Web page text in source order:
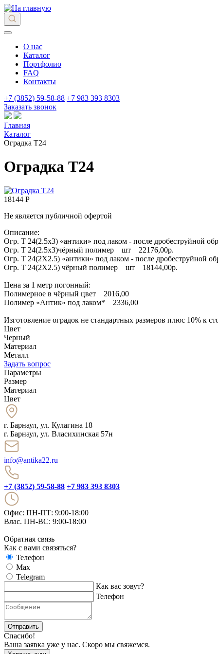
О нас
Каталог
Портфолио
FAQ
Контакты
+7 (3852) 59-58-88 +7 983 393 8303
Заказать звонок
Главная
Каталог
Оградка Т24
Оградка Т24
18144 Р
Не является публичной офертой
Описание:
Огр. Т 24(2.5х3) «антики» под лаком - после дробеструйной
Огр. Т 24(2.5х3)чёрный полимер шт 22176,00р.
Огр. Т 24(2Х2.5) «антики» под лаком - после дробеструйной
Огр. Т 24(2Х2.5) чёрный полимер шт 18144,00р.
Цена за 1 метр погонный:
Полимерное в чёрный цвет 2016,00
Полимер «Антик» под лаком* 2336,00
Изготовление оградок не стандартных размеров плюс 10% к
Цвет
Черный
Материал
Металл
Задать вопрос
Параметры
Размер
Материал
Цвет
г. Барнаул, ул. Кулагина 18
г. Барнаул, ул. Власихинская 57н
info@antika22.ru
+7 (3852) 59-58-88 +7 983 393 8303
Офис: ПН-ПТ: 9:00-18:00
Влас. ПН-ВС: 9:00-18:00
Обратная связь
Как с вами связяться?
Телефон
Max
Telegram
Как вас зовут?
Телефон
Отправить
Спасибо!
Ваша заявка уже у нас. Скоро мы свяжемся.